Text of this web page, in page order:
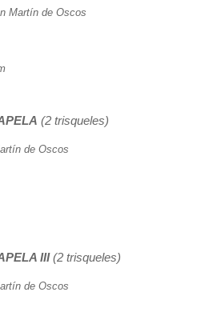
Martín de Oscos
(2 trisqueles)
de Oscos
III(2 trisqueles)
de Oscos